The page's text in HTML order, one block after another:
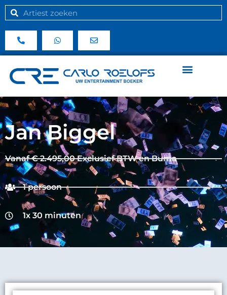
Jan Biggel
Vanaf € 2.495,00 Exclusief BTW en Buma
1 persoon
1x 30 minuten